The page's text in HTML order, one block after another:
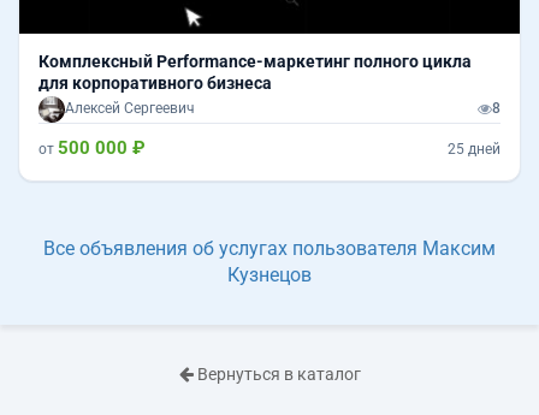
Комплексный Performance-маркетинг полного цикла
для корпоративного бизнеса
Алексей Сергеевич 8
от 500 000 ₽ 25 дней
Все объявления об услугах пользователя Максим
Кузнецов
Вернуться в каталог